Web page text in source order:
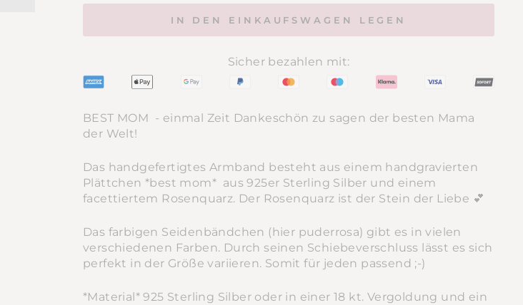
IN DEN EINKAUFSWAGEN LEGEN
Sicher bezahlen mit:
BEST MOM - einmal Zeit Dankeschön zu sagen der besten Mama
der Welt!
Das handgefertigtes Armband besteht aus einem handgravierten
Plättchen *best mom* aus 925er Sterling Silber und einem
facettiertem Rosenquarz. Der Rosenquarz ist der Stein der Liebe 💕
Das farbigen Seidenbändchen (hier puderrosa) gibt es in vielen
verschiedenen Farben. Durch seinen Schiebeverschluss lässt es sich
perfekt in der Größe variieren. Somit für jeden passend ;-)
*Material* 925 Sterling Silber oder in einer 18 kt. Vergoldung und ein